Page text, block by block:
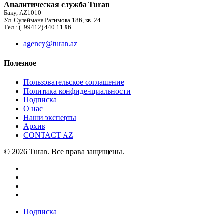
Аналитическая служба Turan
Баку, AZ1010
Ул. Сулеймана Рагимова 186, кв. 24
Тел.: (+99412) 440 11 96
agency@turan.az
Полезное
Пользовательское соглашение
Политика конфиденциальности
Подписка
О нас
Наши эксперты
Архив
CONTACT AZ
© 2026 Turan. Все права защищены.
Подписка